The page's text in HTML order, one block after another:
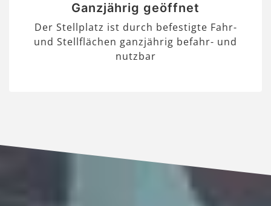
Ganzjährig geöffnet
Der Stellplatz ist durch befestigte Fahr-
und Stellflächen ganzjährig befahr- und
nutzbar